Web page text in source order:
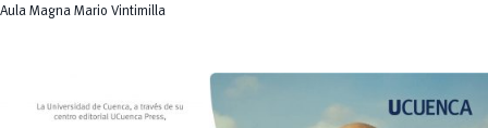
Aula Magna Mario Vintimilla